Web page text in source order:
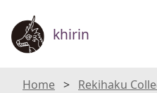
khirin
Home Rekihaku Collection Database